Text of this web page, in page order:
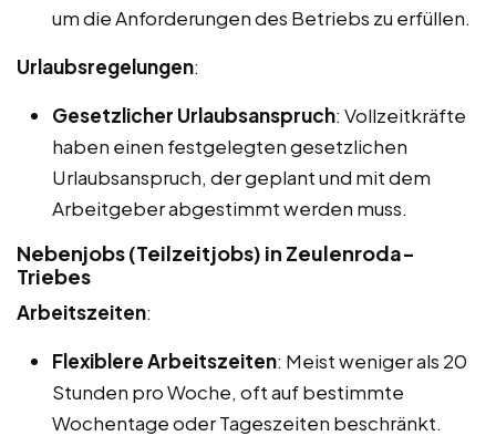
um die Anforderungen des Betriebs zu erfüllen.
Urlaubsregelungen:
Gesetzlicher Urlaubsanspruch: Vollzeitkräfte
haben einen festgelegten gesetzlichen
Urlaubsanspruch, der geplant und mit dem
Arbeitgeber abgestimmt werden muss.
Nebenjobs (Teilzeitjobs) in Zeulenroda-
Triebes
Arbeitszeiten:
Flexiblere Arbeitszeiten: Meist weniger als 20
Stunden pro Woche, oft auf bestimmte
Wochentage oder Tageszeiten beschränkt.